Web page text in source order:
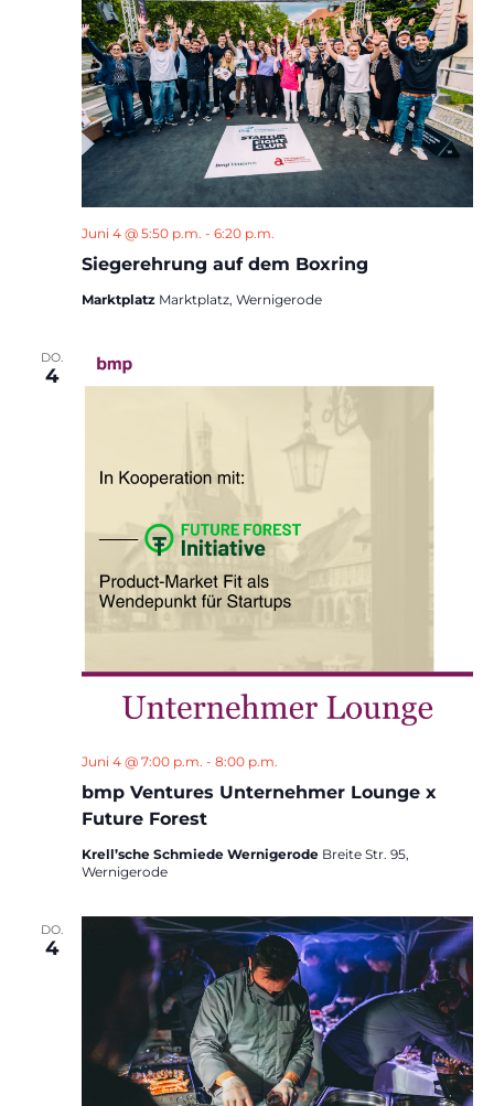
Siegerehrung auf dem Boxring
Juni 4 @ 5:50 p.m. - 6:20 p.m.
Marktplatz Marktplatz, Wernigerode
DO.
4
bmp Ventures Unternehmer Lounge x
Future Forest
Juni 4 @ 7:00 p.m. - 8:00 p.m.
Krell’sche Schmiede Wernigerode Breite Str. 95,
Wernigerode
DO.
4